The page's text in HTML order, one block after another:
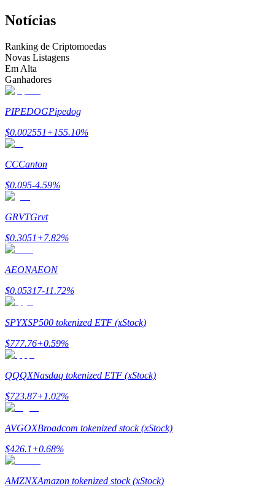
Análise de big data, incluindo informações comerciais, etc.
Guia
Estratégias de negociação
Notícias
Ranking de Criptomoedas
Novas Listagens
Em Alta
Ganhadores
PIPEDOGPipedog
$0.002551+155.10%
CCCanton
$0.095-4.59%
GRVTGrvt
$0.3051+7.82%
AEONAEON
$0.05317-11.72%
SPYXSP500 tokenized ETF (xStock)
$777.76+0.59%
QQQXNasdaq tokenized ETF (xStock)
$723.87+1.02%
AVGOXBroadcom tokenized stock (xStock)
$426.1+0.68%
AMZNXAmazon tokenized stock (xStock)